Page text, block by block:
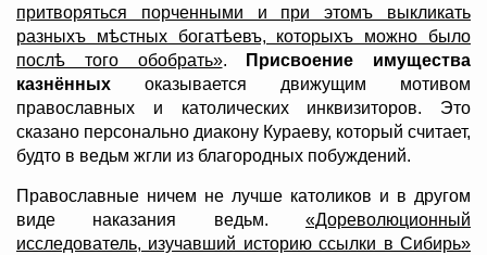
притворяться порченными и при этомъ выкликать
разныхъ мѣстных богатѣевъ, которыхъ можно было
послѣ того обобрать».
Присвоение имущества
казнённых оказывается движущим мотивом
православных и католических инквизиторов. Это
сказано персонально диакону Кураеву, который считает,
будто в ведьм жгли из благородных побуждений.
Православные ничем не лучше католиков и в другом
виде наказания ведьм. «Дореволюционный
исследователь, изучавший историю ссылки в Сибирь»